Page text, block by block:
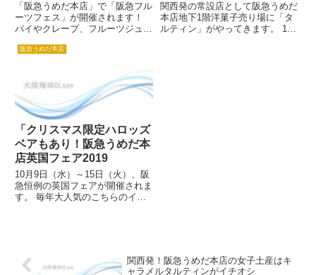
「阪急うめだ本店」で「阪急フル
ーツフェス」が開催されます！
パイやクレープ、フルーツジュー
ツたっぷりの1週間です。 11月27
ベントです！ 先輩OLねこ 人気店
は33店舗も来るの...
関西発の常設店として阪急うめだ
本店地下1階洋菓子売り場に「タ
ルティン」がやってきます。 10
阪急うめだ本店
「クリスマス限定ハロッズ
ベアもあり！阪急うめだ本
店英国フェア2019
10月9日（水）～15日（火）、阪
急恒例の英国フェアが開催されま
す。 毎年大人気のこちらのイベ
なら、OLも気軽に海外旅行...
関西発！阪急うめだ本店の女子土産はキ
ャラメルタルティンがイチオシ